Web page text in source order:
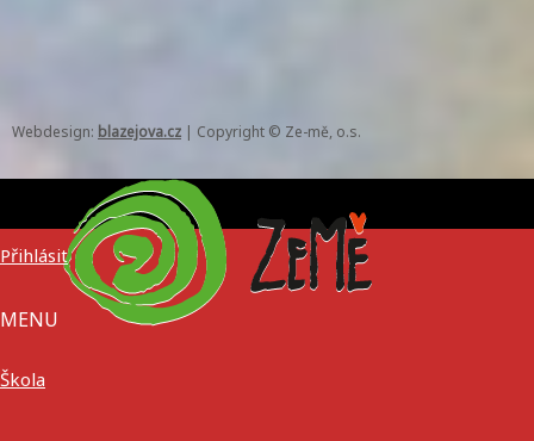
Webdesign: blazejova.cz | Copyright © Ze-mě, o.s.
MENU
Přihlásit
Škola